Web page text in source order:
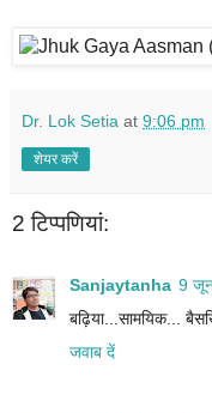
Dr. Lok Setia at 9:06 pm
शेयर करें
2 टिप्‍पणियां:
Sanjaytanha 9
बढ़िया...सामयिक...
जवाब दें